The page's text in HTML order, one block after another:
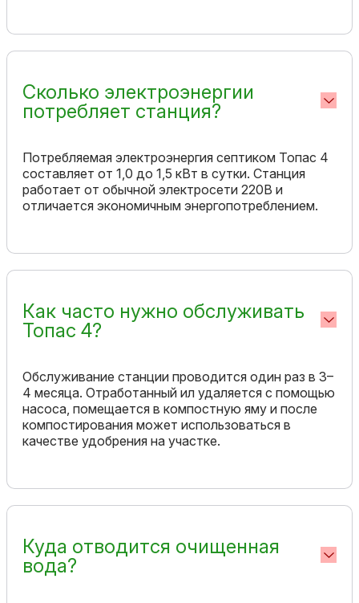
Сколько электроэнергии
потребляет станция?
Потребляемая электроэнергия септиком Топас 4
составляет от 1,0 до 1,5 кВт в сутки. Станция
работает от обычной электросети 220В и
отличается экономичным энергопотреблением.
Как часто нужно обслуживать
Топас 4?
Обслуживание станции проводится один раз в 3–
4 месяца. Отработанный ил удаляется с помощью
насоса, помещается в компостную яму и после
компостирования может использоваться в
качестве удобрения на участке.
Куда отводится очищенная
вода?